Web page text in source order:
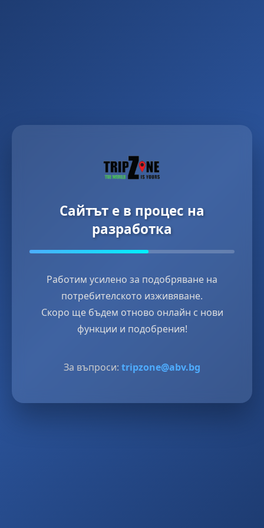
Сайтът е в процес на
разработка
Работим усилено за подобряване на
потребителското изживяване.
Скоро ще бъдем отново онлайн с нови
функции и подобрения!
За въпроси: tripzone@abv.bg